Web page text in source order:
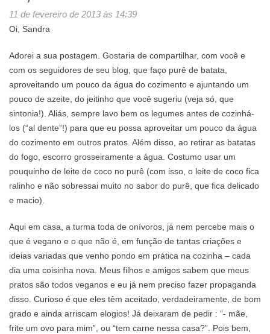
11 de fevereiro de 2013 às 14:39
Oi, Sandra
Adorei a sua postagem. Gostaria de compartilhar, com você e
com os seguidores de seu blog, que faço purê de batata,
aproveitando um pouco da água do cozimento e ajuntando um
pouco de azeite, do jeitinho que você sugeriu (veja só, que
sintonia!). Aliás, sempre lavo bem os legumes antes de cozinhá-
los (“al dente”!) para que eu possa aproveitar um pouco da água
do cozimento em outros pratos. Além disso, ao retirar as batatas
do fogo, escorro grosseiramente a água. Costumo usar um
pouquinho de leite de coco no purê (com isso, o leite de coco fica
ralinho e não sobressai muito no sabor do purê, que fica delicado
e macio).
Aqui em casa, a turma toda de onívoros, já nem percebe mais o
que é vegano e o que não é, em função de tantas criações e
ideias variadas que venho pondo em prática na cozinha – cada
dia uma coisinha nova. Meus filhos e amigos sabem que meus
pratos são todos veganos e eu já nem preciso fazer propaganda
disso. Curioso é que eles têm aceitado, verdadeiramente, de bom
grado e ainda arriscam elogios! Já deixaram de pedir : “- mãe,
frite um ovo para mim”, ou “tem carne nessa casa?”. Pois bem,